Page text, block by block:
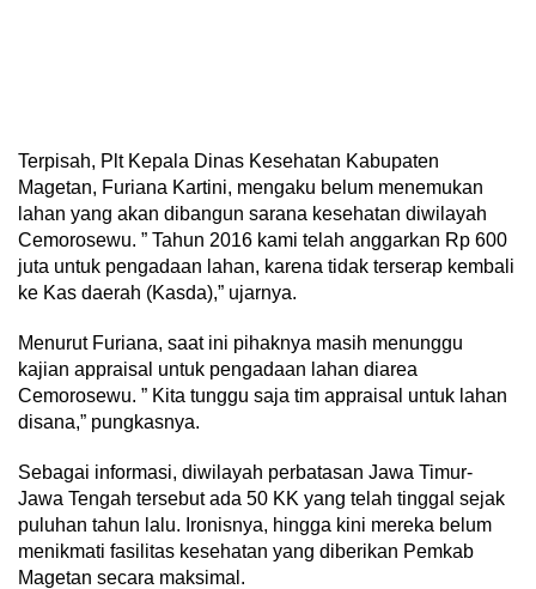
Terpisah, Plt Kepala Dinas Kesehatan Kabupaten
Magetan, Furiana Kartini, mengaku belum menemukan
lahan yang akan dibangun sarana kesehatan diwilayah
Cemorosewu. ” Tahun 2016 kami telah anggarkan Rp 600
juta untuk pengadaan lahan, karena tidak terserap kembali
ke Kas daerah (Kasda),” ujarnya.
Menurut Furiana, saat ini pihaknya masih menunggu
kajian appraisal untuk pengadaan lahan diarea
Cemorosewu. ” Kita tunggu saja tim appraisal untuk lahan
disana,” pungkasnya.
Sebagai informasi, diwilayah perbatasan Jawa Timur-
Jawa Tengah tersebut ada 50 KK yang telah tinggal sejak
puluhan tahun lalu. Ironisnya, hingga kini mereka belum
menikmati fasilitas kesehatan yang diberikan Pemkab
Magetan secara maksimal.